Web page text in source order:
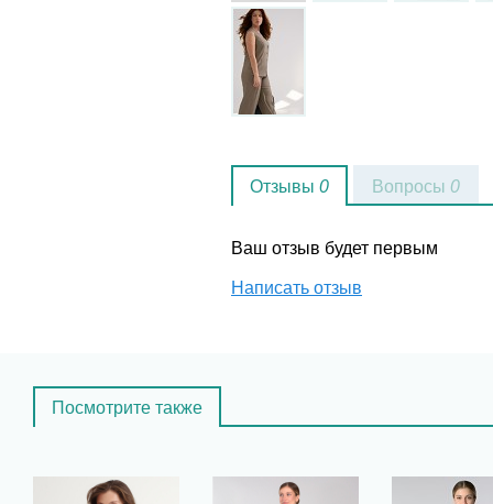
Отзывы 0
Ваш отзыв будет первым
Написать отзыв
Вопросы 0
Посмотрите также